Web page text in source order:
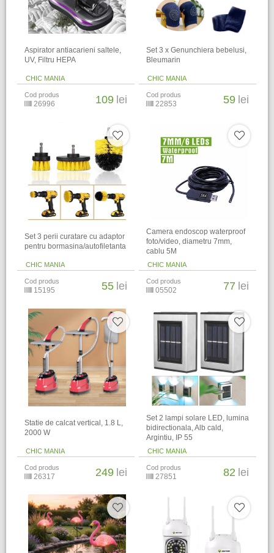
Aspirator antiacarieni saltele,
UV, Filtru HEPA
CHIC MANIA
Cod produs
26996 109 lei
Set 3 x Genunchiera bebelusi,
Bleumarin
CHIC MANIA
Cod produs
22853 59 lei
Set 3 perii curatare cu adaptor
pentru bormasina/autofiletanta
CHIC MANIA
Cod produs
15195 55 lei
Camera endoscop waterproof
foto/video, diametru 7mm,
cablu 5M
CHIC MANIA
Cod produs
05502 77 lei
Statie de calcat vertical, 1.8 L,
2000 W
CHIC MANIA
Cod produs
26317 249 lei
Set 2 lampi solare LED, lumina
bidirectionala, Alb cald,
Argintiu, IP 55
CHIC MANIA
Cod produs
27851 82 lei